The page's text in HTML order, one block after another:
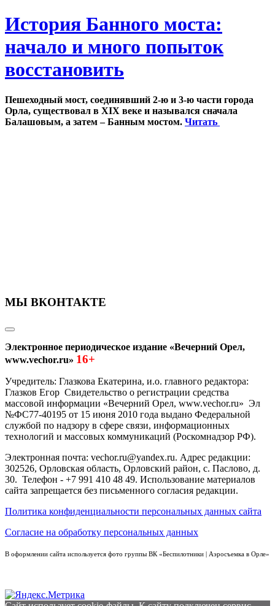
История Банного моста:
начало и много попыток
восстановить
Пешеходный мост, соединявший 2-ю и 3-ю части города
Орла, существовал в XIX веке и назывался сначала
Балашовым, а затем – Банным мостом. Читать
МЫ ВКОНТАКТЕ
Электронное периодическое издание «Вечерний Орел,
www.vechor.ru» 16+
Учредитель: Глазкова Екатерина, и.о. главного редактора:
Глазков Егор Свидетельство о регистрации средства
массовой информации «Вечерний Орел, www.vechor.ru» Эл
№ФС77-40195 от 15 июня 2010 года выдано Федеральной
службой по надзору в сфере связи, информационных
технологий и массовых коммуникаций (Роскомнадзор РФ).
Электронная почта: vechor.ru@yandex.ru. Адрес редакции:
302526, Орловская область, Орловский район, с. Паслово, д.
30. Телефон - +7 991 410 48 49. Использование материалов
сайта запрещается без письменного согласия редакции.
Политика конфиденциальности персональных данных сайта
Согласие на обработку персональных данных
В оформлении сайта используется фото группы ВК «Беспилотники | Аэросъемка в Орле»